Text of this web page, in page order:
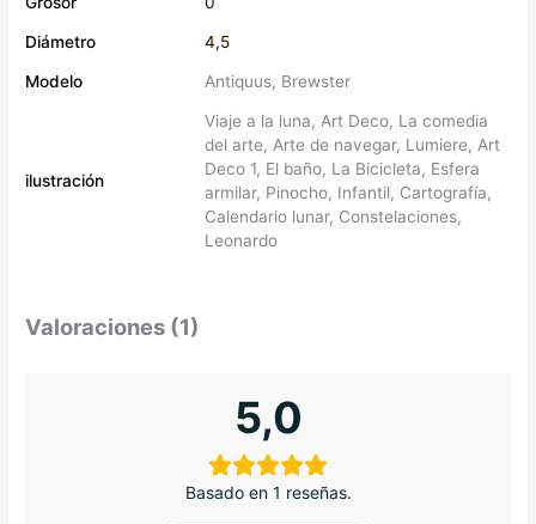
Diámetro 4,5
Modelo Antiquus, Brewster
ilustración
Viaje a la luna, Art Deco, La comedia
del arte, Arte de navegar, Lumiere, Art
Deco 1, El baño, La Bicicleta, Esfera
armilar, Pinocho, Infantil, Cartografía,
Calendario lunar, Constelaciones,
Leonardo
Valoraciones (1)
5,0
Basado en 1 reseñas.